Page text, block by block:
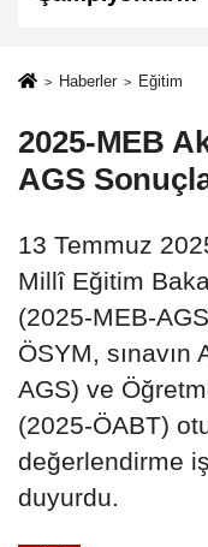
Sonuçlar
Açıldı
Haberler Eğitim
2025-MEB
AGS
13 Temmuz
Millî Eğitim
(2025-MEB-
ÖSYM, sınavın
AGS) ve
(2025-ÖABT)
değerlendirme
duyurdu.